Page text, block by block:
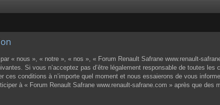
« nous », « notre », « nos », « Forum Renault Safrane www.renault-
Si vous n’acceptez pas d’être légalement responsable de toutes
conditions à n’importe quel moment et nous essaierons de vous
à « Forum Renault Safrane www.renault-safrane.com » après que